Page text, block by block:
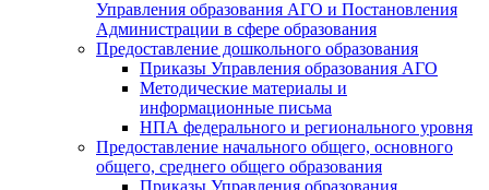
Управления образования АГО и Постановления
Администрации в сфере образования
Предоставление дошкольного образования
Приказы Управления образования АГО
Методические материалы и
информационные письма
НПА федерального и регионального уровня
Предоставление начального общего, основного
общего, среднего общего образования